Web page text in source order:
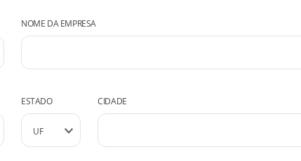
NOME DA EMPRESA
ESTADO CIDADE